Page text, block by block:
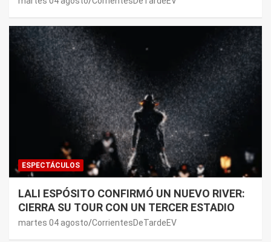
ESPECTÁCULOS
LALI ESPÓSITO CONFIRMÓ UN NUEVO RIVER:
CIERRA SU TOUR CON UN TERCER ESTADIO
martes 04 agosto CorrientesDeTardeEV